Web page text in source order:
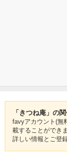
「きつね庵」の
favyアカウント(無
載することができま
詳しい情報とご登